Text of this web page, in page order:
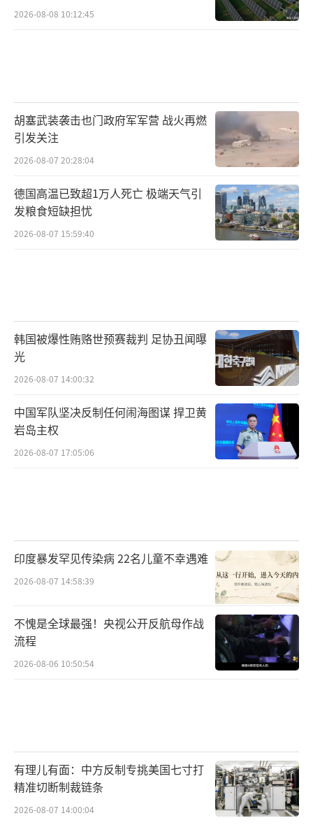
2026-08-08 10:12:45
胡塞武装袭击也门政府军军营 战火再燃
引发关注
2026-08-07 20:28:04
德国高温已致超1万人死亡 极端天气引
发粮食短缺担忧
2026-08-07 15:59:40
韩国被爆性贿赂世预赛裁判 足协丑闻曝
光
2026-08-07 14:00:32
中国军队坚决反制任何闹海图谋 捍卫黄
岩岛主权
2026-08-07 17:05:06
印度暴发罕见传染病 22名儿童不幸遇难
2026-08-07 14:58:39
不愧是全球最强！央视公开反航母作战
流程
2026-08-06 10:50:54
有理儿有面：中方反制专挑美国七寸打
精准切断制裁链条
2026-08-07 14:00:04